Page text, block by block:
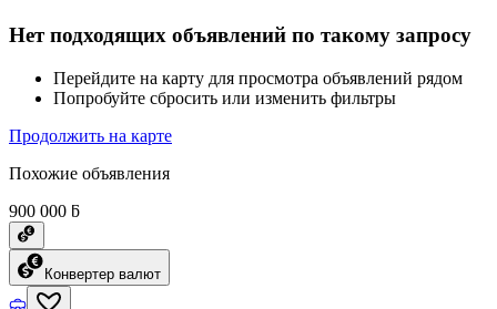
Нет подходящих объявлений по такому запросу
Перейдите на карту для просмотра объявлений рядом
Попробуйте сбросить или изменить фильтры
Продолжить на карте
Похожие объявления
900 000 ƃ
Конвертер валют